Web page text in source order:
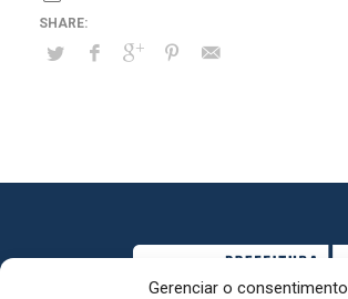
Gerenciar o consentimento